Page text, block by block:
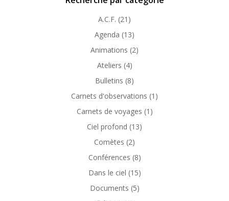
A.C.F. (21)
Agenda (13)
Animations (2)
Ateliers (4)
Bulletins (8)
Carnets d'observations (1)
Carnets de voyages (1)
Ciel profond (13)
Comètes (2)
Conférences (8)
Dans le ciel (15)
Documents (5)